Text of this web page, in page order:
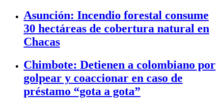
Asunción: Incendio forestal consume
30 hectáreas de cobertura natural en
Chacas
Chimbote: Detienen a colombiano por
golpear y coaccionar en caso de
préstamo “gota a gota”